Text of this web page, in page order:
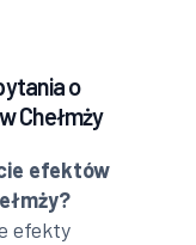
o
Chełmży
efektów
efekty